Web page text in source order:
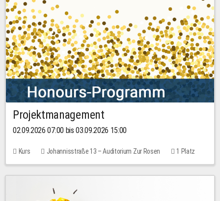
Projektmanagement
02.09.2026 07:00 bis 03.09.2026 15:00
Kurs Johannisstraße 13 – Auditorium Zur Rosen 1 Platz